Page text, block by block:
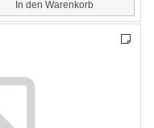
In den Warenkorb